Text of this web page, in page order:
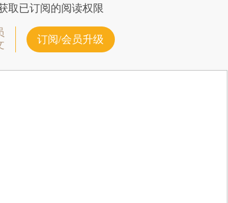
取已订阅的阅读权限
订阅/会员升级